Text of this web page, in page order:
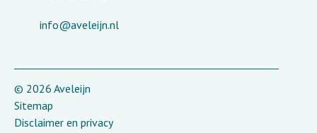
info@aveleijn.nl
© 2026 Aveleijn
Sitemap
Disclaimer en privacy